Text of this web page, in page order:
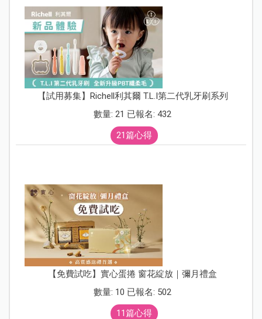
【試用募集】Richell利其爾 T.L.I第二代乳牙刷系列
數量: 21 已報名: 432
21篇心得
【免費試吃】實心蛋捲 窗花綻放｜彌月禮盒
數量: 10 已報名: 502
11篇心得